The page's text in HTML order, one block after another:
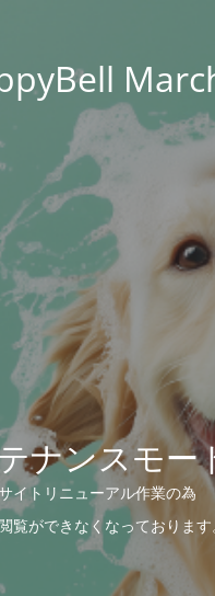
ナンスモー
イトリニューアル作業の為
覧ができなくなっております